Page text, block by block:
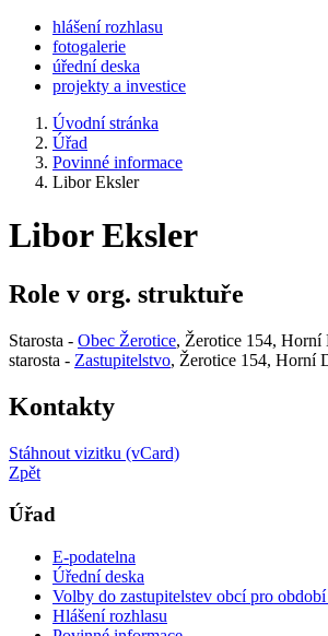
hlášení rozhlasu
fotogalerie
úřední deska
projekty a investice
Úvodní stránka
Úřad
Povinné informace
Libor Eksler
Libor Eksler
Role v org. struktuře
Starosta - Obec Žerotice, Žerotice 154, Horní
starosta - Zastupitelstvo, Žerotice 154, Horní
Kontakty
Stáhnout vizitku (vCard)
Zpět
Úřad
E-podatelna
Úřední deska
Volby do zastupitelstev obcí pro
Hlášení rozhlasu